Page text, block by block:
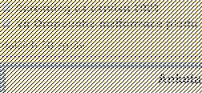
Screening ca cervixu 2026
Vir Oropouche-malformace plodu
dalších 50 zpráv ...
Anketa